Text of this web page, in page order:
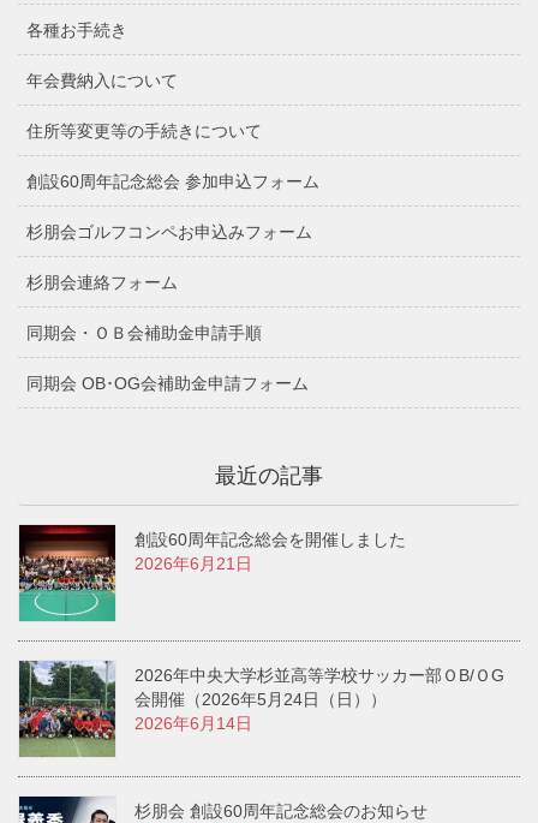
各種お手続き
年会費納入について
住所等変更等の手続きについて
創設60周年記念総会 参加申込フォーム
杉朋会ゴルフコンペお申込みフォーム
杉朋会連絡フォーム
同期会・ＯＢ会補助金申請手順
同期会 OB･OG会補助金申請フォーム
最近の記事
創設60周年記念総会を開催しました
2026年6月21日
2026年中央大学杉並高等学校サッカー部ＯB/ＯG
会開催（2026年5月24日（日））
2026年6月14日
杉朋会 創設60周年記念総会のお知らせ